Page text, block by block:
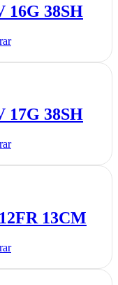
16G 38SH
17G 38SH
13CM